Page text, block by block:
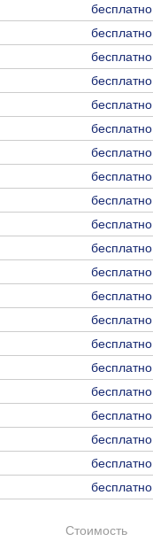
бесплатно
бесплатно
бесплатно
бесплатно
бесплатно
бесплатно
бесплатно
бесплатно
бесплатно
бесплатно
бесплатно
бесплатно
бесплатно
бесплатно
бесплатно
бесплатно
бесплатно
бесплатно
бесплатно
бесплатно
бесплатно
Стоимость